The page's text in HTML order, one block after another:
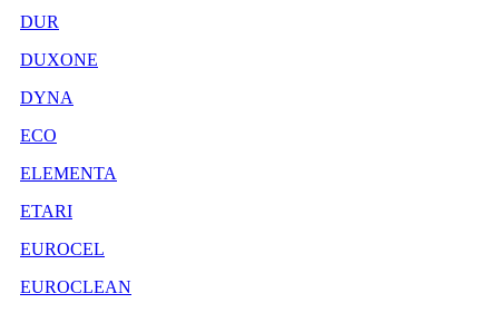
DUR
DUXONE
DYNA
ECO
ELEMENTA
ETARI
EUROCEL
EUROCLEAN